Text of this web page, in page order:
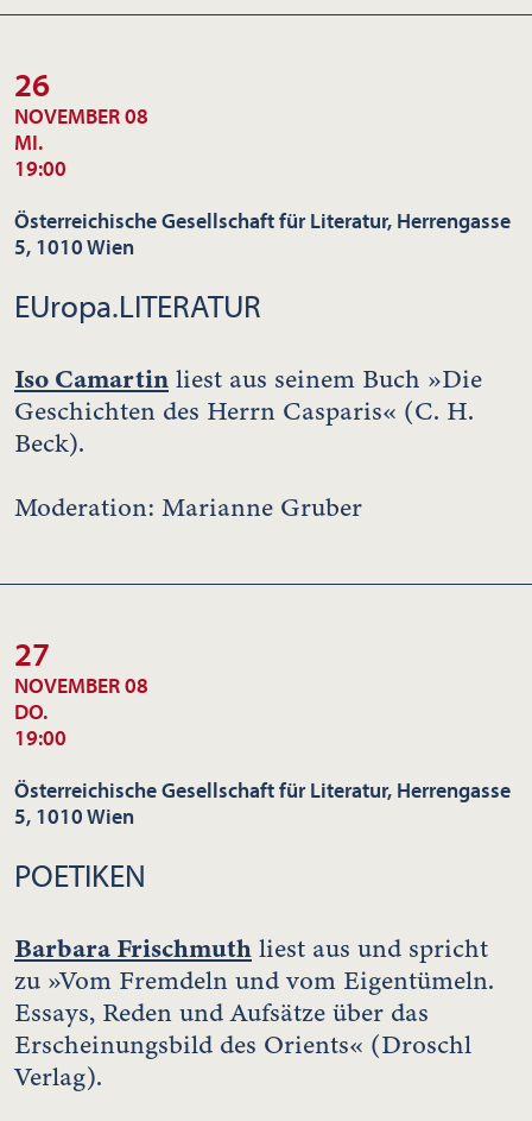
26
NOVEMBER 08
MI.
19:00
Österreichische Gesellschaft für Literatur, Herrengasse
5, 1010 Wien
EUropa.LITERATUR
Iso Camartin liest aus seinem Buch »Die
Geschichten des Herrn Casparis« (C. H.
Beck).
Moderation: Marianne Gruber
27
NOVEMBER 08
DO.
19:00
Österreichische Gesellschaft für Literatur, Herrengasse
5, 1010 Wien
POETIKEN
Barbara Frischmuth liest aus und spricht
zu »Vom Fremdeln und vom Eigentümeln.
Essays, Reden und Aufsätze über das
Erscheinungsbild des Orients« (Droschl
Verlag).